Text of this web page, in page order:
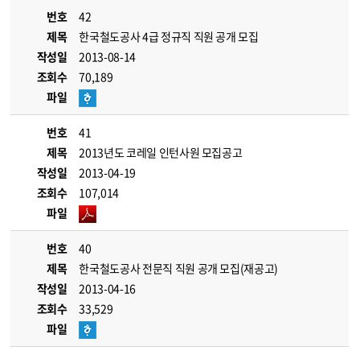
번호
42
제목
한국철도공사 4급 정규직 직원 공개 모집
작성일
2013-08-14
조회수
70,189
파일
번호
41
제목
2013년도 코레일 인턴사원 모집공고
작성일
2013-04-19
조회수
107,014
파일
번호
40
제목
한국철도공사 전문직 직원 공개 모집(재공고)
작성일
2013-04-16
조회수
33,529
파일